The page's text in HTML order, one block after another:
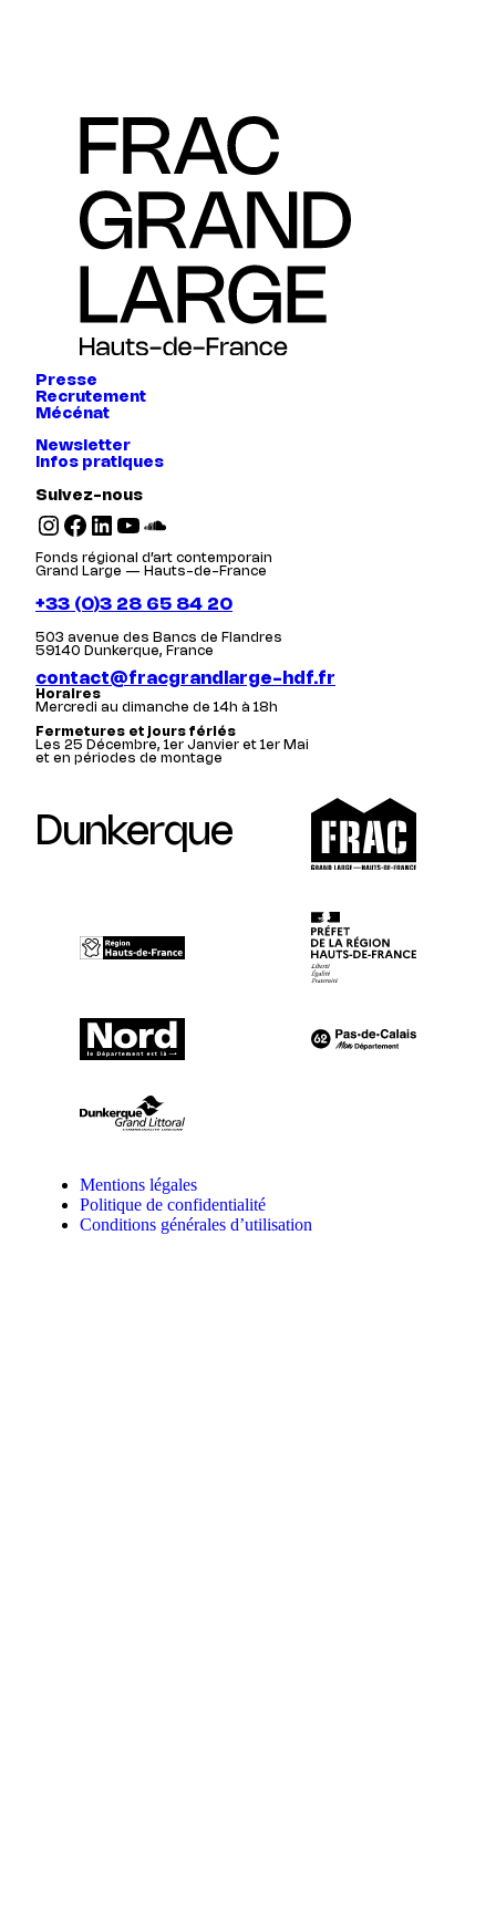
Presse
Recrutement
Mécénat
Newsletter
Infos pratiques
Suivez-nous
Instagram Facebook LinkedIn YouTube SoundCloud
Fonds régional d’art contemporain
Grand Large — Hauts-de-France
+33 (0)3 28 65 84 20
503 avenue des Bancs de Flandres
59140 Dunkerque, France
contact@fracgrandlarge-hdf.fr
Horaires
Mercredi au dimanche de 14h à 18h
Fermetures et jours fériés
Les 25 Décembre, 1er Janvier et 1er Mai
et en périodes de montage
Dunkerque
Mentions légales
Politique de confidentialité
Conditions générales d’utilisation